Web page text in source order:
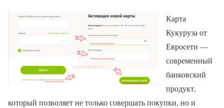
Карта
Кукуруза от
Евросети —
современный
банковский
продукт,
который позволяет не только совершать покупки, но и